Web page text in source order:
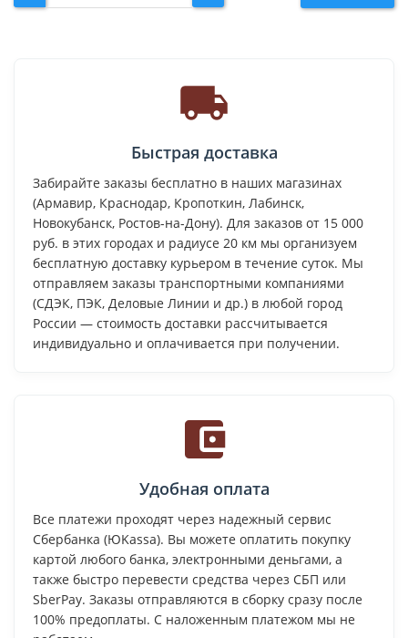
Быстрая доставка
Забирайте заказы бесплатно в наших магазинах
(Армавир, Краснодар, Кропоткин, Лабинск,
Новокубанск, Ростов-на-Дону). Для заказов от 15 000
руб. в этих городах и радиусе 20 км мы организуем
бесплатную доставку курьером в течение суток. Мы
отправляем заказы транспортными компаниями
(СДЭК, ПЭК, Деловые Линии и др.) в любой город
России — стоимость доставки рассчитывается
индивидуально и оплачивается при получении.
Удобная оплата
Все платежи проходят через надежный сервис
Сбербанка (ЮKassa). Вы можете оплатить покупку
картой любого банка, электронными деньгами, а
также быстро перевести средства через СБП или
SberPay. Заказы отправляются в сборку сразу после
100% предоплаты. С наложенным платежом мы не